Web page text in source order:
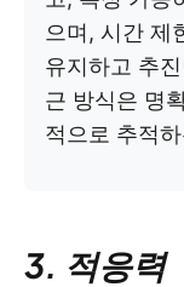
으며, 시간 제
유지하고 추
근 방식은 명
적으로 추적
3. 적응력